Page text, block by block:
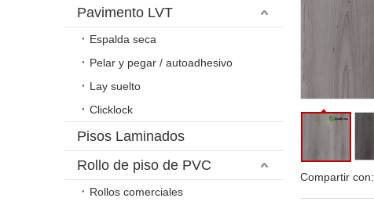
Pavimento LVT
Espalda seca
Pelar y pegar / autoadhesivo
Lay suelto
Clicklock
Pisos Laminados
Rollo de piso de PVC
Rollos comerciales
Compartir con: